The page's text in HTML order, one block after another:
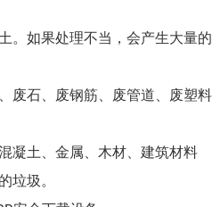
。如果处理不当，会产生大量的
废石、废钢筋、废管道、废塑料
凝土、金属、木材、建筑材料
垃圾。